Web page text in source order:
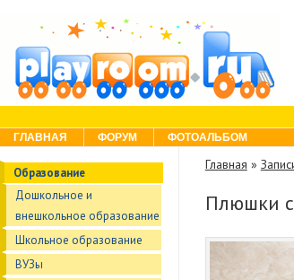
Menu
Skip to content
ГЛАВНАЯ ФОРУМ ФОТОАЛЬБОМ
Образование
Дошкольное и
внешкольное образование
Школьное образование
ВУЗы
Главная »
Плюшки